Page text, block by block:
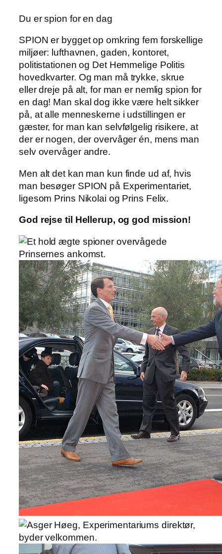
Du er spion for en dag
SPION er bygget op omkring fem forskellige
miljøer: lufthavnen, gaden, kontoret,
politistationen og Det Hemmelige Politis
hovedkvarter. Og man må trykke, skrue
eller dreje på alt, for man er nemlig spion for
en dag! Man skal dog ikke være helt sikker
på, at alle menneskerne i udstillingen er
gæster, for man kan selvfølgelig risikere, at
der er nogen, der overvåger én, mens man
selv overvåger andre.
Men alt det kan man kun finde ud af, hvis
man besøger SPION på Experimentariet,
ligesom Prins Nikolai og Prins Felix.
God rejse til Hellerup, og god mission!